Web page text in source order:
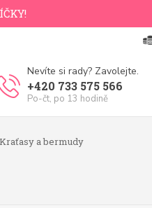
Nevíte si rady? Zavolejte.
+420 733 575 566
Po-čt, po 13 hodině
Kraťasy a bermudy